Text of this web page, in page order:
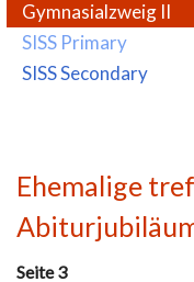
Gymnasialzweig II
SISS Primary
SISS Secondary
Ehemalige
Seite 3